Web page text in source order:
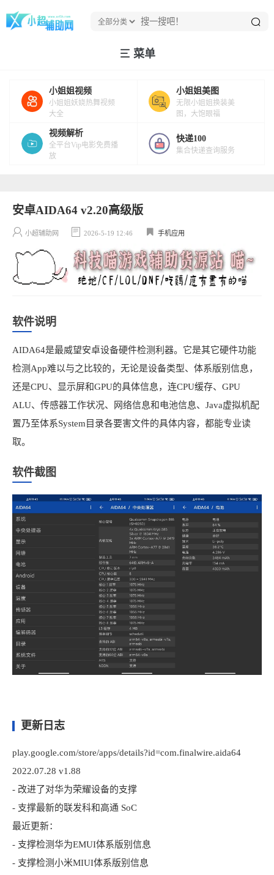
菜单
小姐姐视频
小姐姐妖娆热舞视频
大全
小姐姐美图
无限小姐姐换装美
图，大饱眼福
视频解析
全平台Vip电影免费播
放
快递100
集合快递查询服务
安卓AIDA64 v2.20高级版
小超辅助网 2026-5-19 12:46 手机应用
软件说明
AIDA64是最威望安卓设备硬件检测利器。它是其它硬件功能
检测App难以与之比较的，无论是设备类型、体系版别信息，
还是CPU、显示屏和GPU的具体信息，连CPU缓存、GPU
ALU、传感器工作状况、网络信息和电池信息、Java虚拟机配
置乃至体系System目录各要害文件的具体内容，都能专业读
取。
软件截图
更新日志
play.google.com/store/apps/details?id=com.finalwire.aida64
2022.07.28 v1.88
- 改进了对华为荣耀设备的支撑
- 支撑最新的联发科和高通 SoC
最近更新：
- 支撑检测华为EMUI体系版别信息
- 支撑检测小米MIUI体系版别信息